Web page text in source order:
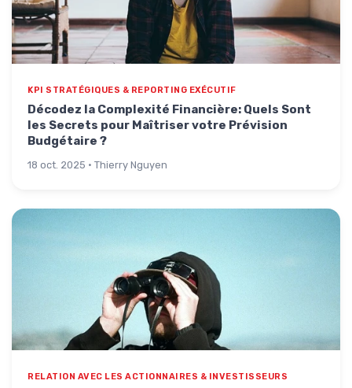
KPI STRATÉGIQUES & REPORTING EXÉCUTIF
Décodez la Complexité Financière: Quels Sont
les Secrets pour Maîtriser votre Prévision
Budgétaire ?
18 oct. 2025 · Thierry Nguyen
RELATION AVEC LES ACTIONNAIRES & INVESTISSEURS